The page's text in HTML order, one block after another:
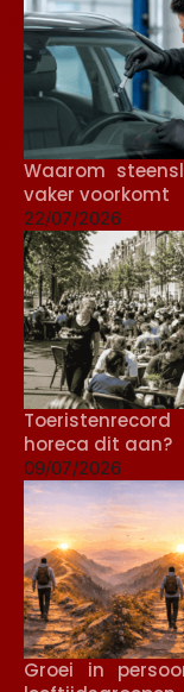
Waarom
vaker voorkomt
22/07/2026
horeca dit aan?
09/07/2026
Groei in